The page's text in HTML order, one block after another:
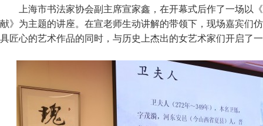
上海市书法家协会副主席宣家鑫，在开幕式后作了一场以
献》为主题的讲座。在宣老师生动讲解的带领下，现场嘉宾们
具匠心的艺术作品的同时，与历史上杰出的女艺术家们开启了